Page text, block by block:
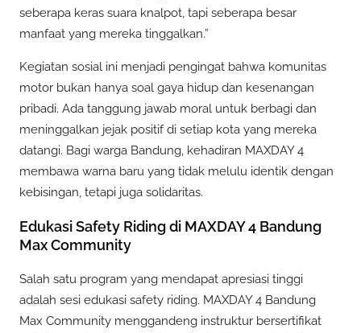
seberapa keras suara knalpot, tapi seberapa besar
manfaat yang mereka tinggalkan.”
Kegiatan sosial ini menjadi pengingat bahwa komunitas
motor bukan hanya soal gaya hidup dan kesenangan
pribadi. Ada tanggung jawab moral untuk berbagi dan
meninggalkan jejak positif di setiap kota yang mereka
datangi. Bagi warga Bandung, kehadiran MAXDAY 4
membawa warna baru yang tidak melulu identik dengan
kebisingan, tetapi juga solidaritas.
Edukasi Safety Riding di MAXDAY 4 Bandung
Max Community
Salah satu program yang mendapat apresiasi tinggi
adalah sesi edukasi safety riding. MAXDAY 4 Bandung
Max Community menggandeng instruktur bersertifikat